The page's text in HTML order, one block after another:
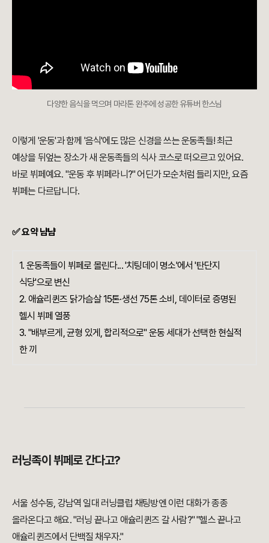
다양한 음식을 먹으며 마라톤 완주에 성공한 유튜버 한스님
이렇게 '운동'과 함께 '음식'에도 많은 신경을 쓰는 운동족들! 최근
예상을 뒤엎는 장소가 새 운동족들의 식사 코스로 떠오르고 있어요.
바로 뷔페예요. "운동 후 뷔페라니?" 어딘가 모순처럼 들리지만, 요즘
뷔페는 다르답니다.
✅ 요약 냠냠
1. 운동족들이 뷔페로 몰린다... '치팅데이 명소'에서 '탄단지
식당'으로 변신
2. 애슐리퀸즈 닭가슴살 15톤·생선 75톤 소비, 데이터로 증명된
헬시 뷔페 열풍
3. "배부르게, 균형 있게, 합리적으로" 운동 세대가 선택한 현실적
한 끼
러닝족이 뷔페로 간다고?
서울 성수동, 강남역 일대 러닝클럽 채팅방엔 이런 대화가 종종
올라온다고 해요. "러닝 끝나고 애슐리퀸즈 갈 사람?" "헬스 끝나고
애슐리퀸즈에서 단백질 채우자."